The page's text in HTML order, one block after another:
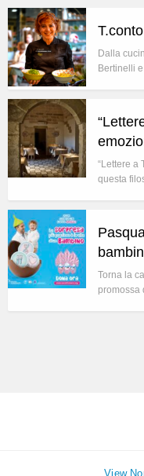
Dalla
Bertinelli
“Lettere a
questa
Torna la
promossa
View